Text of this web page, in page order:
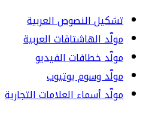
تشكيل النصوص العربية
مولّد الهاشتاقات العربية
مولّد خطافات الفيديو
مولّد وسوم يوتيوب
مولّد أسماء العلامات التجارية